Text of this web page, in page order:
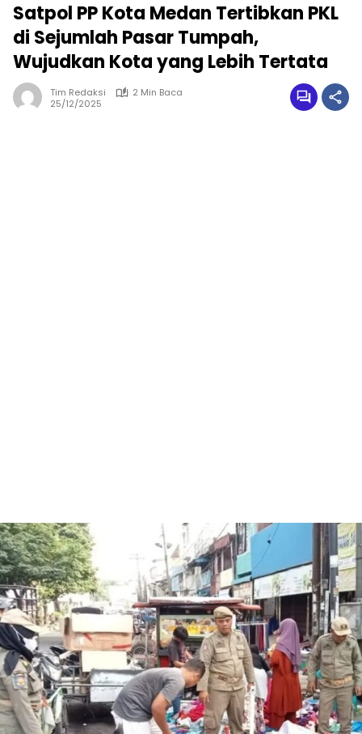
Satpol PP Kota Medan Tertibkan PKL
di Sejumlah Pasar Tumpah,
Wujudkan Kota yang Lebih Tertata
Tim Redaksi
2 Min Baca
25/12/2025